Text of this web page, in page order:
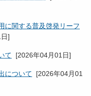
に関する普及啓発リーフ
]
て [2026年04月01日]
について [2026年04月01